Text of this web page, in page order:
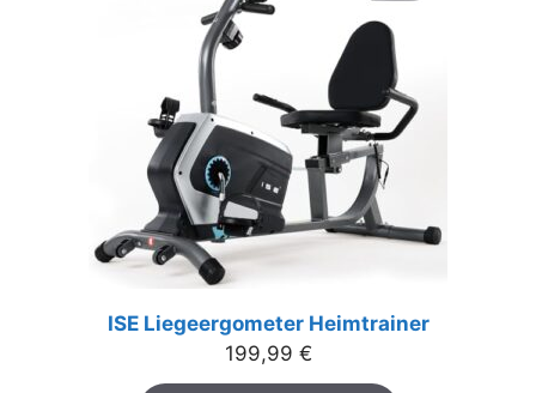
ISE Liegeergometer Heimtrainer
199,99 €